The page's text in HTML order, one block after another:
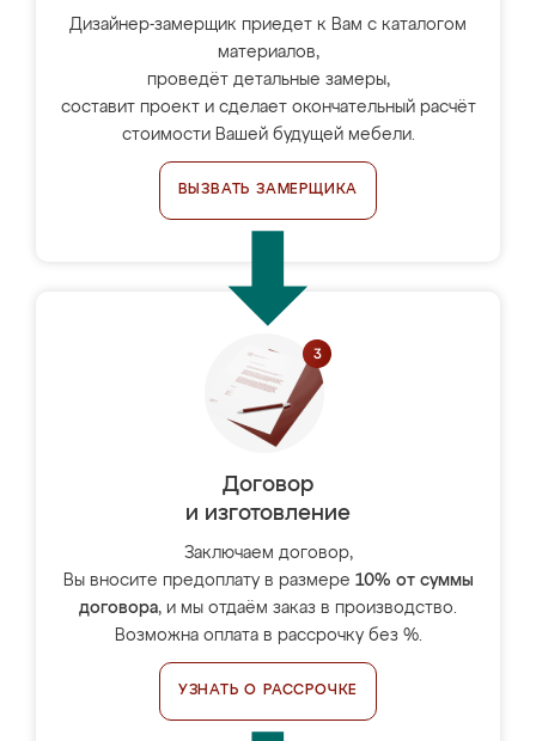
Дизайнер-замерщик приедет к Вам с каталогом
материалов,
проведёт детальные замеры,
составит проект и сделает окончательный расчёт
стоимости Вашей будущей мебели.
ВЫЗВАТЬ ЗАМЕРЩИКА
Договор
и изготовление
Заключаем договор,
Вы вносите предоплату в размере 10% от суммы
договора, и мы отдаём заказ в производство.
Возможна оплата в рассрочку без %.
УЗНАТЬ О РАССРОЧКЕ